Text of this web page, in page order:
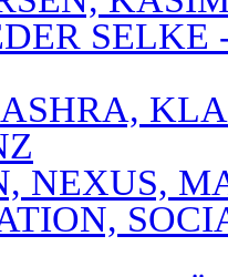
SELKE
NEXUS,